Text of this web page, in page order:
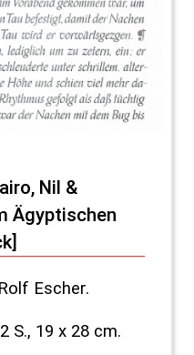
Nil &
Ägyptischen
Escher.
S., 19 x 28 cm.